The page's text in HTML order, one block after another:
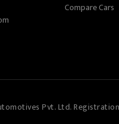
Compare Cars
Pvt. Ltd.